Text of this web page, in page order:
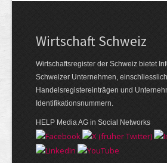
Wirtschaft Schweiz
Wirtschaftsregister der Schweiz bietet
Schweizer Unternehmen, einschliesslich
Handelsregistereinträgen und
Identifikationsnummern.
HELP Media AG in Social Networks